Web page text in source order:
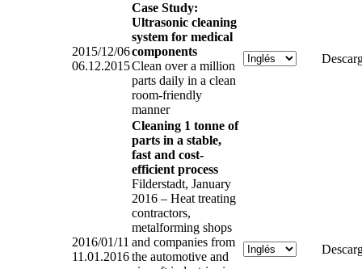
2015/12/06
06.12.2015
Case Study:
Ultrasonic cleaning
system for medical
components
Clean over a million
parts daily in a clean
room-friendly
manner
2016/01/11
11.01.2016
Cleaning 1 tonne of
parts in a stable,
fast and cost-
efficient process
Filderstadt, January
2016 – Heat treating
contractors,
metalforming shops
and companies from
the automotive and